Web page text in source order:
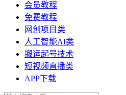
会员教程
免费教程
网创项目类
人工智能AI类
搬运起号技术
短视频直播类
APP下载